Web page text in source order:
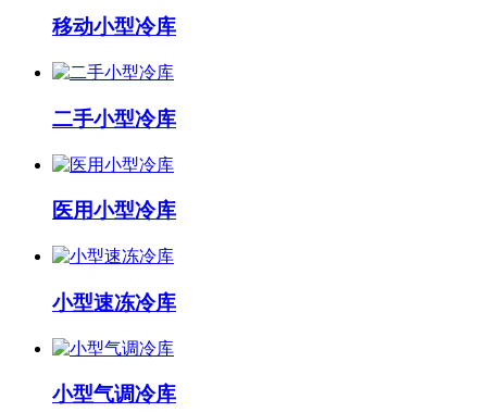
移动小型冷库
二手小型冷库
医用小型冷库
小型速冻冷库
小型气调冷库